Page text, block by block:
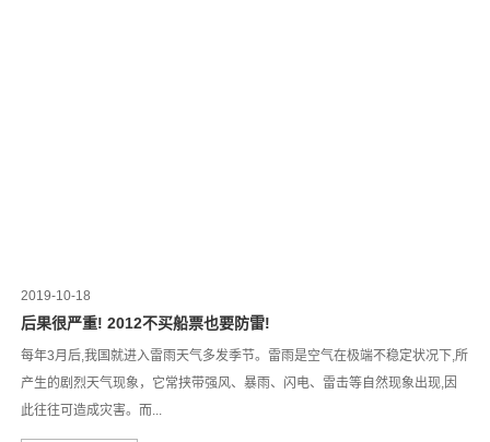
2019-10-18
后果很严重! 2012不买船票也要防雷!
每年3月后,我国就进入雷雨天气多发季节。雷雨是空气在极端不稳定状况下,所
产生的剧烈天气现象，它常挟带强风、暴雨、闪电、雷击等自然现象出现,因
此往往可造成灾害。而...